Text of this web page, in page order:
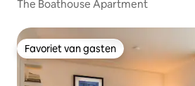
The Boathouse Apartment
Favoriet van gasten
Favoriet van gasten